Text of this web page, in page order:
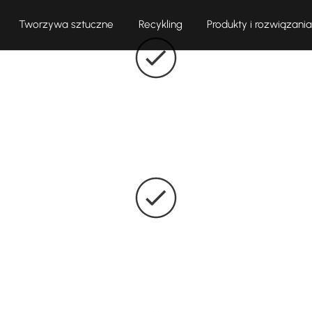
Tworzywa sztuczne Recykling Produkty i rozwiązania